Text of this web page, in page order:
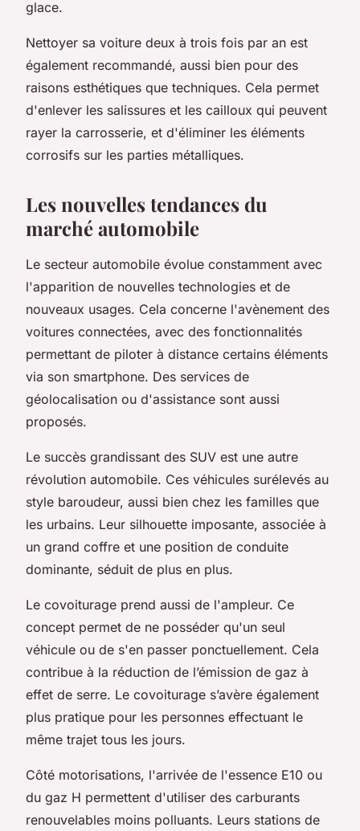
glace.
Nettoyer sa voiture deux à trois fois par an est
également recommandé, aussi bien pour des
raisons esthétiques que techniques. Cela permet
d'enlever les salissures et les cailloux qui peuvent
rayer la carrosserie, et d'éliminer les éléments
corrosifs sur les parties métalliques.
Les nouvelles tendances du
marché automobile
Le secteur automobile évolue constamment avec
l'apparition de nouvelles technologies et de
nouveaux usages. Cela concerne l'avènement des
voitures connectées, avec des fonctionnalités
permettant de piloter à distance certains éléments
via son smartphone. Des services de
géolocalisation ou d'assistance sont aussi
proposés.
Le succès grandissant des SUV est une autre
révolution automobile. Ces véhicules surélevés au
style baroudeur, aussi bien chez les familles que
les urbains. Leur silhouette imposante, associée à
un grand coffre et une position de conduite
dominante, séduit de plus en plus.
Le covoiturage prend aussi de l'ampleur. Ce
concept permet de ne posséder qu'un seul
véhicule ou de s'en passer ponctuellement. Cela
contribue à la réduction de l’émission de gaz à
effet de serre. Le covoiturage s’avère également
plus pratique pour les personnes effectuant le
même trajet tous les jours.
Côté motorisations, l'arrivée de l'essence E10 ou
du gaz H permettent d'utiliser des carburants
renouvelables moins polluants. Leurs stations de